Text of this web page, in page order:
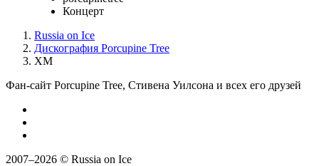
Концерт
Russia on Ice
Дискография Porcupine Tree
XM
Фан-сайт Porcupine Tree, Стивена Уилсона и всех его друзей
2007–2026 © Russia on Ice